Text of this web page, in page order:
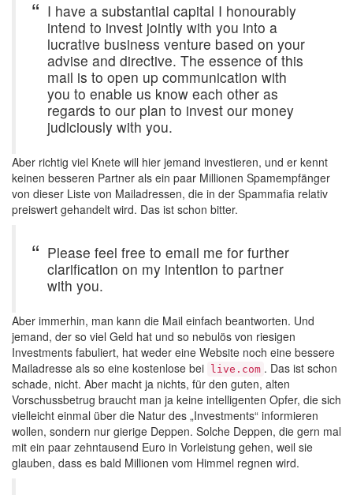
I have a substantial capital I honourably
intend to invest jointly with you into a
lucrative business venture based on your
advise and directive. The essence of this
mail is to open up communication with
you to enable us know each other as
regards to our plan to invest our money
judiciously with you.
Aber richtig viel Knete will hier jemand investieren, und er kennt
keinen besseren Partner als ein paar Millionen Spamempfänger
von dieser Liste von Mailadressen, die in der Spammafia relativ
preiswert gehandelt wird. Das ist schon bitter.
Please feel free to email me for further
clarification on my intention to partner
with you.
Aber immerhin, man kann die Mail einfach beantworten. Und
jemand, der so viel Geld hat und so nebulös von riesigen
Investments fabuliert, hat weder eine Website noch eine bessere
Mailadresse als so eine kostenlose bei
live.com . Das ist schon
schade, nicht. Aber macht ja nichts, für den guten, alten
Vorschussbetrug braucht man ja keine intelligenten Opfer, die sich
vielleicht einmal über die Natur des „Investments“ informieren
wollen, sondern nur gierige Deppen. Solche Deppen, die gern mal
mit ein paar zehntausend Euro in Vorleistung gehen, weil sie
glauben, dass es bald Millionen vom Himmel regnen wird.